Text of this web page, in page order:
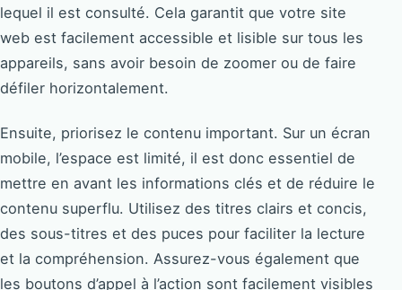
lequel il est consulté. Cela garantit que votre site
web est facilement accessible et lisible sur tous les
appareils, sans avoir besoin de zoomer ou de faire
défiler horizontalement.
Ensuite, priorisez le contenu important. Sur un écran
mobile, l’espace est limité, il est donc essentiel de
mettre en avant les informations clés et de réduire le
contenu superflu. Utilisez des titres clairs et concis,
des sous-titres et des puces pour faciliter la lecture
et la compréhension. Assurez-vous également que
les boutons d’appel à l’action sont facilement visibles